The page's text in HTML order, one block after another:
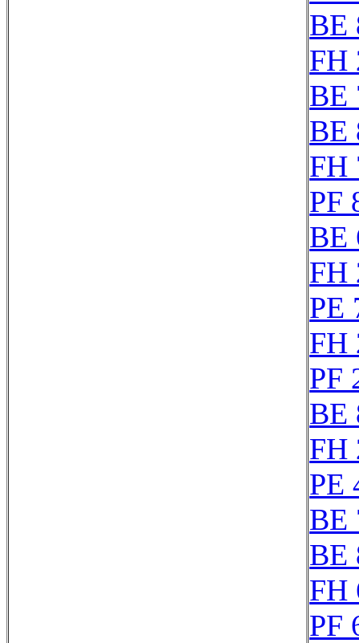
BE
FH
BE
BE
FH
PF
BE
FH
PE
FH
PF
BE
FH
PE
BE
BE
FH
PF